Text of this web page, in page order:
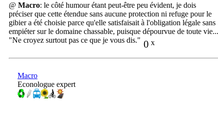
@ Macro: le côté humour étant peut-être peu évident, je dois
préciser que cette étendue sans aucune protection ni refuge pour le
gibier a été choisie parce qu'elle satisfaisait à l'obligation légale sans
empiéter sur le domaine chassable, puisque dépourvue de toute vie...
0 x
"Ne croyez surtout pas ce que je vous dis."
Macro
Econologue expert